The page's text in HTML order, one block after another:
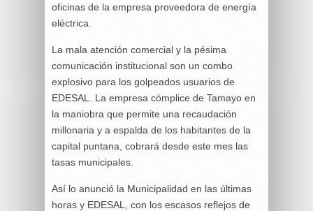
oficinas de la empresa proveedora de energía
eléctrica.
La mala atención comercial y la pésima
comunicación institucional son un combo
explosivo para los golpeados usuarios de
EDESAL. La empresa cómplice de Tamayo en
la maniobra que permite una recaudación
millonaria y a espalda de los habitantes de la
capital puntana, cobrará desde este mes las
tasas municipales.
Así lo anunció la Municipalidad en las últimas
horas y EDESAL, con los escasos reflejos de